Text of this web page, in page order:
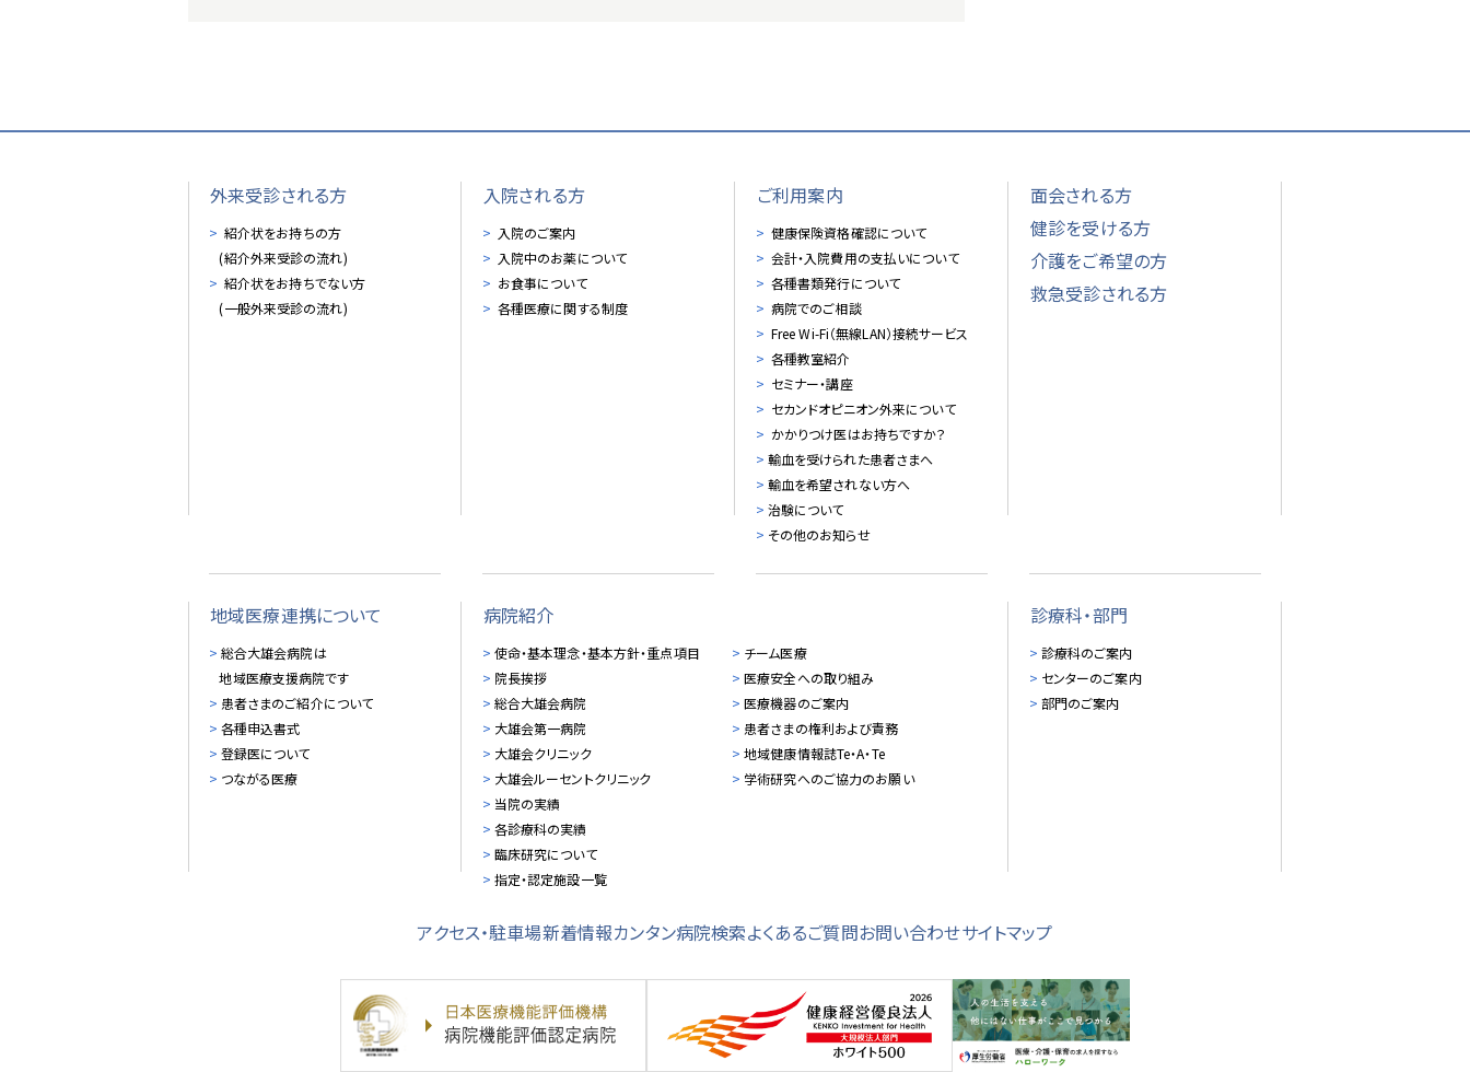
外来受診される方
紹介状をお持ちの方
(紹介外来受診の流れ)
紹介状をお持ちでない方
(一般外来受診の流れ)
入院される方
入院のご案内
入院中のお薬について
お食事について
各種医療に関する制度
ご利用案内
健康保険資格確認について
会計・入院費用の支払いについて
各種書類発行について
病院でのご相談
Free Wi-Fi（無線LAN）接続サービス
各種教室紹介
セミナー・講座
セカンドオピニオン外来について
かかりつけ医はお持ちですか？
輸血を受けられた患者さまへ
輸血を希望されない方へ
治験について
その他のお知らせ
面会される方
健診を受ける方
介護をご希望の方
救急受診される方
地域医療連携について
総合大雄会病院は
地域医療支援病院です
患者さまのご紹介について
各種申込書式
登録医について
つながる医療
病院紹介
使命・基本理念・基本方針・重点項目
院長挨拶
総合大雄会病院
大雄会第一病院
大雄会クリニック
大雄会ルーセントクリニック
当院の実績
各診療科の実績
臨床研究について
指定・認定施設一覧
チーム医療
医療安全への取り組み
医療機器のご案内
患者さまの権利および責務
地域健康情報誌Te・A・Te
学術研究へのご協力のお願い
診療科・部門
診療科のご案内
センターのご案内
部門のご案内
アクセス・駐車場新着情報カンタン病院検索よくあるご質問お問い合わせサイトマップ